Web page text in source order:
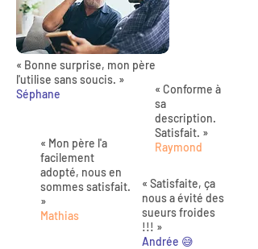
« Bonne surprise, mon père
l'utilise sans soucis. »
Séphane
« Mon père l'a
facilement
adopté, nous en
sommes satisfait.
»
Mathias
« Conforme à
sa
description.
Satisfait. »
Raymond
« Satisfaite, ça
nous a évité des
sueurs froides
!!! »
Andrée 😅